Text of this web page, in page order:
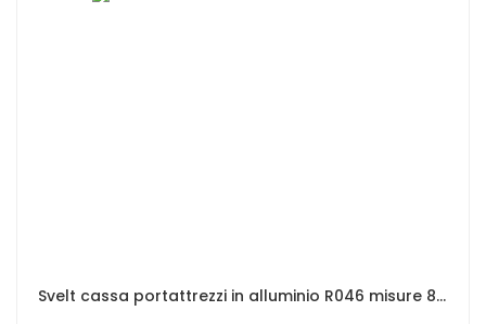
Svelt cassa portattrezzi in alluminio R046 misure 822 x 325 x 210 mm